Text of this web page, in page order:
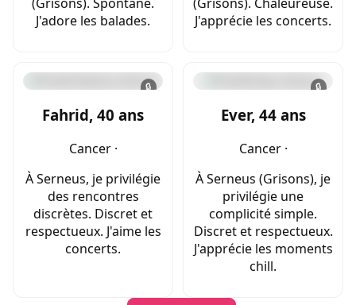
J'adore les balades.
J'apprécie les concerts.
🔒
Fahrid, 40 ans
Cancer ·
À Serneus, je privilégie
des rencontres
discrètes. Discret et
respectueux. J'aime les
concerts.
🔒
Ever, 44 ans
Cancer ·
À Serneus (Grisons), je
privilégie une
complicité simple.
Discret et respectueux.
J'apprécie les moments
chill.